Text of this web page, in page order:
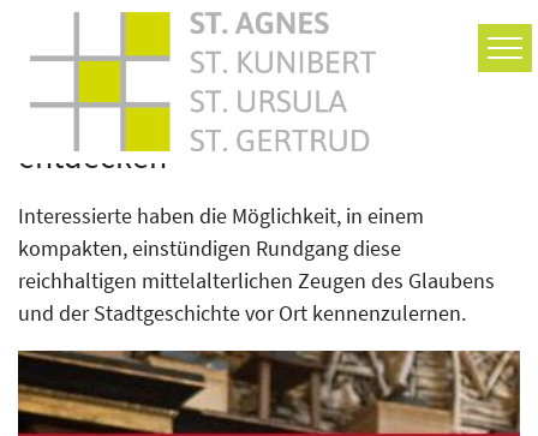
Zum Inhalt springen
Romanische Kirchen neu
entdecken
Interessierte haben die Möglichkeit, in einem
kompakten, einstündigen Rundgang diese
reichhaltigen mittelalterlichen Zeugen des Glaubens
und der Stadtgeschichte vor Ort kennenzulernen.